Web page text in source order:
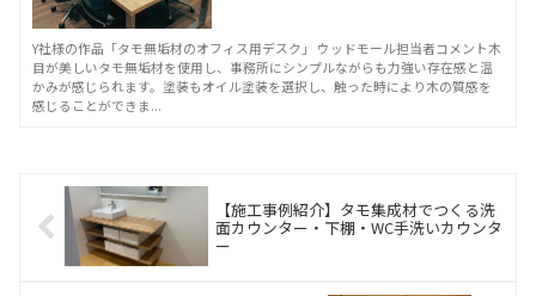
Y社様の作品「タモ無垢材のオフィス用デスク」 ウッドモール担当者コメント木
目が美しいタモ無垢材を使用し、事務所にシンプルながらも力強い存在感と温
かみが感じられます。塗装もオイル塗装を選択し、触った時により木の質感を
感じることができま...
【施工事例紹介】タモ集成材でつくる洗
面カウンター・下棚・WC手洗いカウンタ
ー